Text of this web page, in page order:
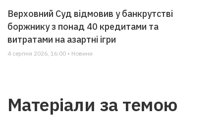
Верховний Суд відмовив у банкрутстві
боржнику з понад 40 кредитами та
витратами на азартні ігри
4 серпня 2026, 16:00 • Новини
Матеріали за темою